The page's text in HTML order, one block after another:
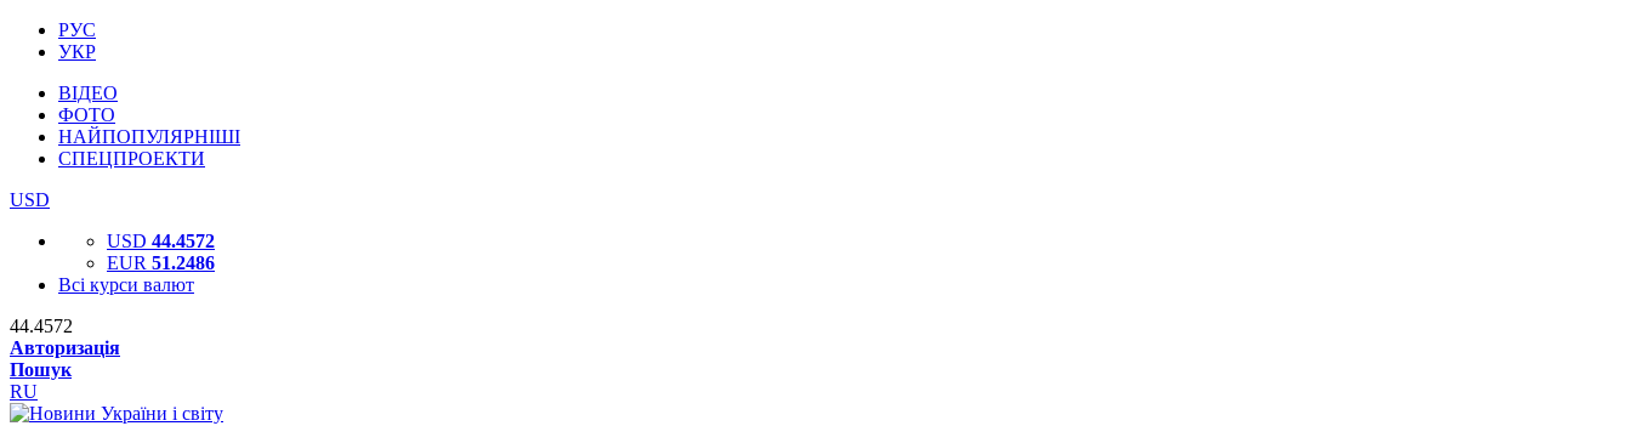
РУС
УКР
ВІДЕО
ФОТО
НАЙПОПУЛЯРНІШІ
СПЕЦПРОЕКТИ
USD
USD 44.4572
EUR 51.2486
Всі курси валют
44.4572
Авторизація
Пошук
RU